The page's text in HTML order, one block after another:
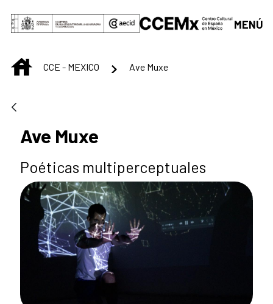
Saltar al contenido principal
MENÚ
INICIOCCE - MEXICO Ave Muxe
Ave Muxe
Poéticas multiperceptuales